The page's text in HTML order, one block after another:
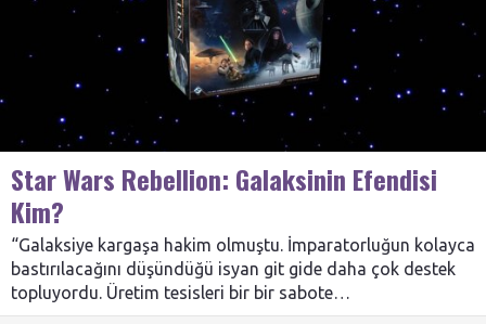
Star Wars Rebellion: Galaksinin Efendisi
Kim?
“Galaksiye kargaşa hakim olmuştu. İmparatorluğun kolayca
bastırılacağını düşündüğü isyan git gide daha çok destek
topluyordu. Üretim tesisleri bir bir sabote…